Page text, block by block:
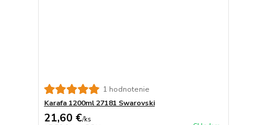
1 hodnotenie
Karafa 1200ml 27181 Swarovski
21,60 €/ks